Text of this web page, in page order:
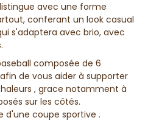
avec une forme
, conferant un look casual
s'adaptera avec brio, avec
.
composée de 6
de vous aider à supporter
, grace notamment à
sur les côtés.
d'une coupe sportive .